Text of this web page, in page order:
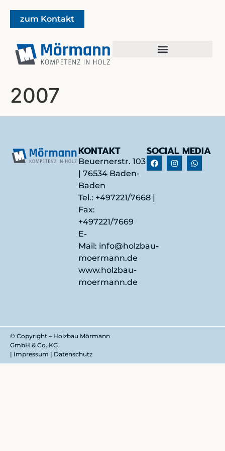
zum Kontakt
2007
KONTAKT
Beuernerstr. 103
| 76534 Baden-
Baden
Tel.: +497221/7668
Fax:
+497221/7669
E-
Mail: info@holzbau-
moermann.de
www.holzbau-
moermann.de
SOCIAL MEDIA
© Copyright – Holzbau Mörmann
GmbH & Co. KG
| Impressum | Datenschutz